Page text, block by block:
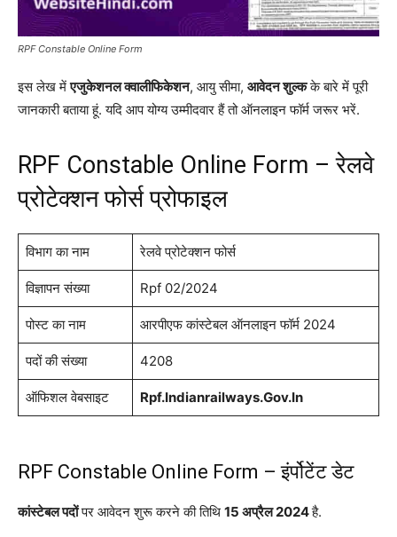
RPF Constable Online Form
इस लेख मेंएजुकेशनल क्वालीफिकेशन, आयु सीमा, आवेदन शुल्कके बारे में पूरी
जानकारी बताया हूं. यदि आप योग्य उम्मीदवार हैं तो ऑनलाइन फॉर्म जरूर भरें.
RPF Constable Online Form – रेलवे
प्रोटेक्शन फोर्स प्रोफाइल
विभाग का नाम रेलवे प्रोटेक्शन फोर्स
विज्ञापन संख्या Rpf 02/2024
पोस्ट का नाम आरपीएफ कांस्टेबल ऑनलाइन फॉर्म 2024
पदों की संख्या 4208
ऑफिशल वेबसाइट Rpf.Indianrailways.Gov.In
RPF Constable Online Form – इंर्पोटेंट डेट
कांस्टेबल पदोंपर आवेदन शुरू करने की तिथि 15 अप्रैल 2024है.